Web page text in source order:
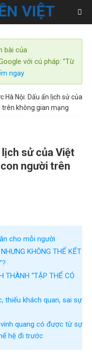
bài của
với cú pháp: "Từ
ngay
Hà Nội: Dấu ấn lịch sử của
trên không gian mạng
lịch sử của Việt
người trên
cho mỗi người
KHÔNG THỂ KẾT
THÀNH “TẬP THỂ CÓ
thiếu khách quan, sai sự
quang có được từ sự
hệ đi trước